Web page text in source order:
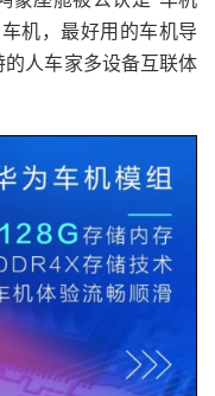
机，最好用的车机导
人车家多设备互联体